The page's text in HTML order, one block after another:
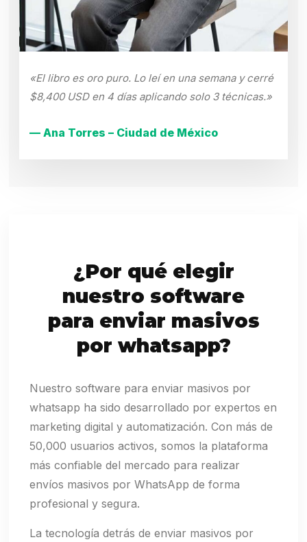
«El libro es oro puro. Lo leí en una semana y cerré
$8,400 USD en 4 días aplicando solo 3 técnicas.»
— Ana Torres – Ciudad de México
¿Por qué elegir
nuestro software
para enviar masivos
por whatsapp?
Nuestro software para enviar masivos por
whatsapp ha sido desarrollado por expertos en
marketing digital y automatización. Con más de
50,000 usuarios activos, somos la plataforma
más confiable del mercado para realizar
envíos masivos por WhatsApp de forma
profesional y segura.
La tecnología detrás de enviar masivos por